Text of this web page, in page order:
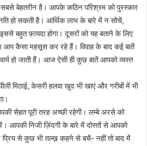
बेहतरीन है। आपके कठिन परिश्रम को पुरस्कार
हो सकती है। आर्थिक लाभ के बारे में न सोचें,
बहुत फ़ायदा होगा। दूसरों को यह बताने के लिए
आप कैसा महसूस कर रहे हैं। विवाह के बाद कई बातें
हो जाती हैं। आज ऐसी ही कुछ बातें आपको व्यस्त
मिठाई, केसरी हलवा खुद भी खाएं और गरीबों में भी
सेहत पूरी तरह अच्छी रहेगी। लम्बे अरसे को
आपकी निजी ज़िंदगी के बारे में दोस्तों से आपको
से कुछ भी तल्ख़ कहने से बचें- नहीं तो बाद में